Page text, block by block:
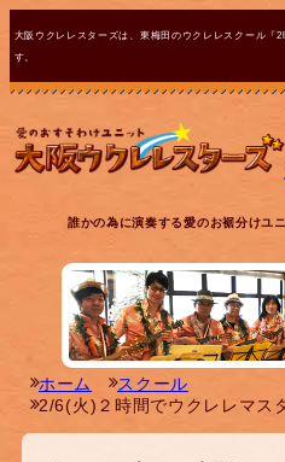
大阪ウクレレスターズは、東梅田のウクレレスクール『
す。
誰かの為に演奏する愛のお裾分けユ
ホーム
スクール
2/6(火)２時間でウクレレマス